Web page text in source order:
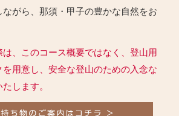
がら、那須・甲子の豊かな自然をお
、このコース概要ではなく、登山用
用意し、安全な登山のための入念な
します。